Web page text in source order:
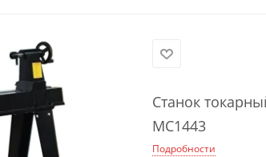
Станок
MC1443
Подробности